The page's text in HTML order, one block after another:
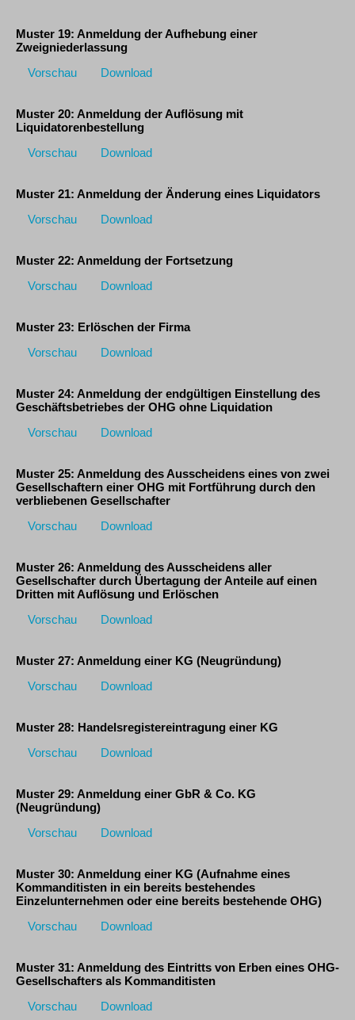
Muster 19: Anmeldung der Aufhebung einer
Zweigniederlassung
Vorschau
Download
Muster 20: Anmeldung der Auflösung mit
Liquidatorenbestellung
Vorschau
Download
Muster 21: Anmeldung der Änderung eines Liquidators
Vorschau
Download
Muster 22: Anmeldung der Fortsetzung
Vorschau
Download
Muster 23: Erlöschen der Firma
Vorschau
Download
Muster 24: Anmeldung der endgültigen Einstellung des
Geschäftsbetriebes der OHG ohne Liquidation
Vorschau
Download
Muster 25: Anmeldung des Ausscheidens eines von zwei
Gesellschaftern einer OHG mit Fortführung durch den
verbliebenen Gesellschafter
Vorschau
Download
Muster 26: Anmeldung des Ausscheidens aller
Gesellschafter durch Übertagung der Anteile auf einen
Dritten mit Auflösung und Erlöschen
Vorschau
Download
Muster 27: Anmeldung einer KG (Neugründung)
Vorschau
Download
Muster 28: Handelsregistereintragung einer KG
Vorschau
Download
Muster 29: Anmeldung einer GbR & Co. KG
(Neugründung)
Vorschau
Download
Muster 30: Anmeldung einer KG (Aufnahme eines
Kommanditisten in ein bereits bestehendes
Einzelunternehmen oder eine bereits bestehende OHG)
Vorschau
Download
Muster 31: Anmeldung des Eintritts von Erben eines OHG-
Gesellschafters als Kommanditisten
Vorschau
Download